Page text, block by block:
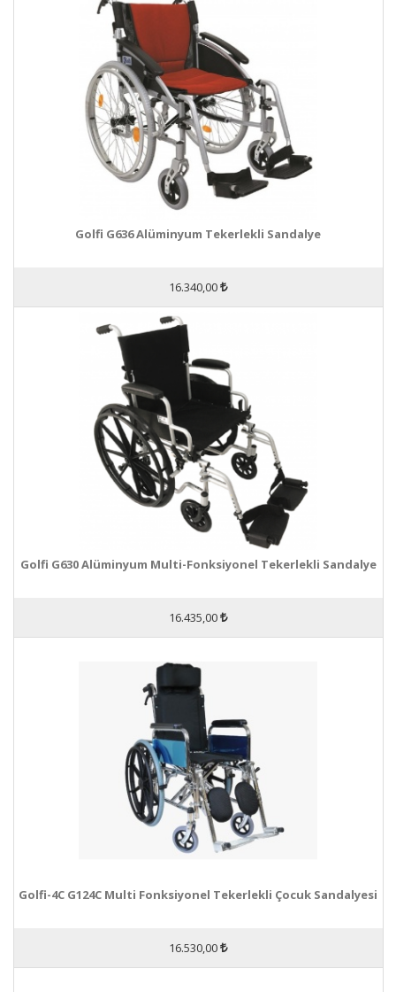
Golfi G636 Alüminyum Tekerlekli Sandalye
16.340,00
Golfi G630 Alüminyum Multi-Fonksiyonel Tekerlekli Sandalye
16.435,00
Golfi-4C G124C Multi Fonksiyonel Tekerlekli Çocuk Sandalyesi
16.530,00